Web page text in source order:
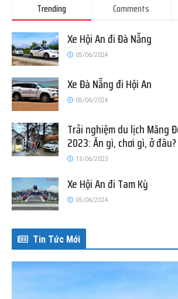
Trending Comments
Xe Hội An đi Đà Nẵng
05/06/2024
Xe Đà Nẵng đi Hội An
05/06/2024
Trải nghiệm du lịch Măng
2023: Ăn gì, chơi gì, ở đâu?
13/06/2023
Xe Hội An đi Tam Kỳ
05/06/2024
Tin Tức Mới